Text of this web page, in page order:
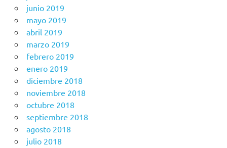
junio 2019
mayo 2019
abril 2019
marzo 2019
febrero 2019
enero 2019
diciembre 2018
noviembre 2018
octubre 2018
septiembre 2018
agosto 2018
julio 2018